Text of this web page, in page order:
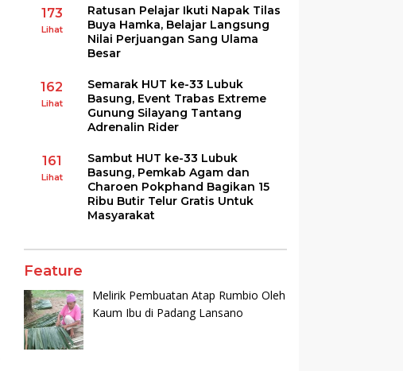
173
Lihat
Ratusan Pelajar Ikuti Napak Tilas
Buya Hamka, Belajar Langsung
Nilai Perjuangan Sang Ulama
Besar
162
Lihat
Semarak HUT ke-33 Lubuk
Basung, Event Trabas Extreme
Gunung Silayang Tantang
Adrenalin Rider
161
Lihat
Sambut HUT ke-33 Lubuk
Basung, Pemkab Agam dan
Charoen Pokphand Bagikan 15
Ribu Butir Telur Gratis Untuk
Masyarakat
Feature
Melirik Pembuatan Atap Rumbio Oleh
Kaum Ibu di Padang Lansano